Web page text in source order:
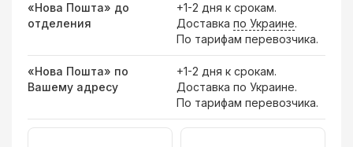
«Нова Пошта» до
отделения
+1-2 дня к срокам.
Доставка по Украине.
По тарифам перевозчика.
«Нова Пошта» по
Вашему адресу
+1-2 дня к срокам.
Доставка по Украине.
По тарифам перевозчика.